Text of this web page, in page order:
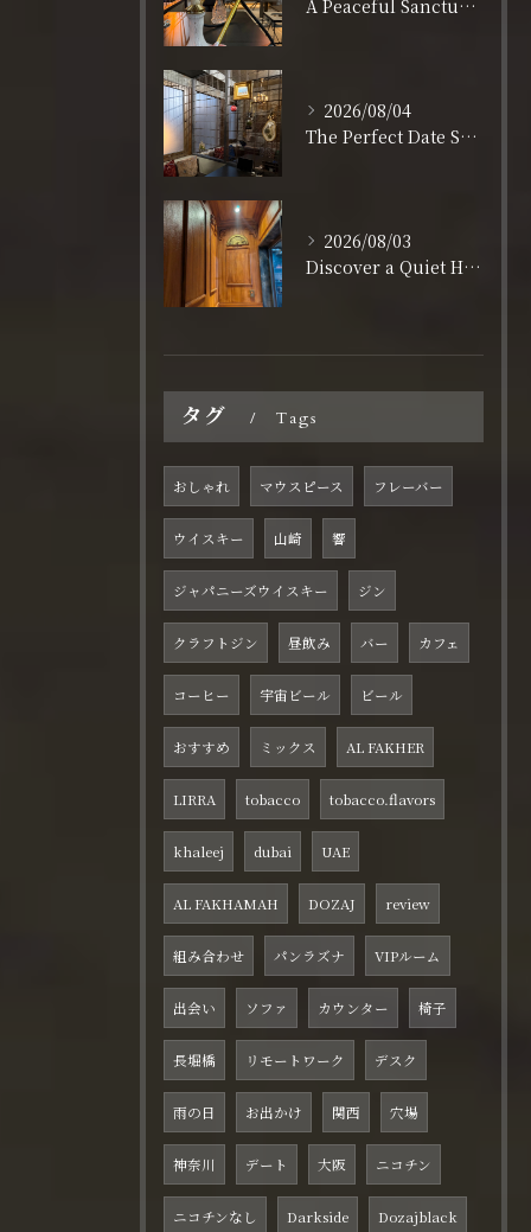
A Peaceful Sanctuary for Solo Travelers in Shinsaibashi
2026/08/04
The Perfect Date Spot in Shinsaibashi: A Stylish & Relaxing Lounge
2026/08/03
Discover a Quiet Hideaway Near Nagahoribashi Station
タグ Tags
おしゃれ マウスピース フレーバー
ウイスキー 山崎 響
ジャパニーズウイスキー ジン
クラフトジン 昼飲み バー カフェ
コーヒー 宇宙ビール ビール
おすすめ ミックス AL FAKHER
LIRRA tobacco tobacco.flavors
khaleej dubai UAE
AL FAKHAMAH DOZAJ review
組み合わせ パンラズナ VIPルーム
出会い ソファ カウンター 椅子
長堀橋 リモートワーク デスク
雨の日 お出かけ 関西 穴場
神奈川 デート 大阪 ニコチン
ニコチンなし Darkside Dozajblack